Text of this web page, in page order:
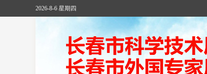
2026-8-6 星期四